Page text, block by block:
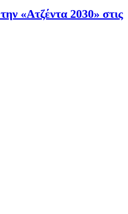
«Ατζέντα 2030» στις